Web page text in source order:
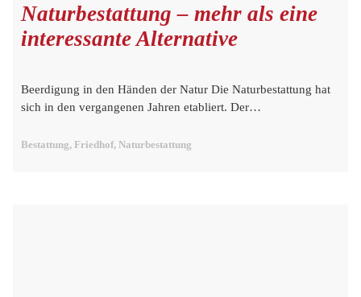
Naturbestattung – mehr als eine
interessante Alternative
Beerdigung in den Händen der Natur Die Naturbestattung hat
sich in den vergangenen Jahren etabliert. Der…
Bestattung, Friedhof, Naturbestattung